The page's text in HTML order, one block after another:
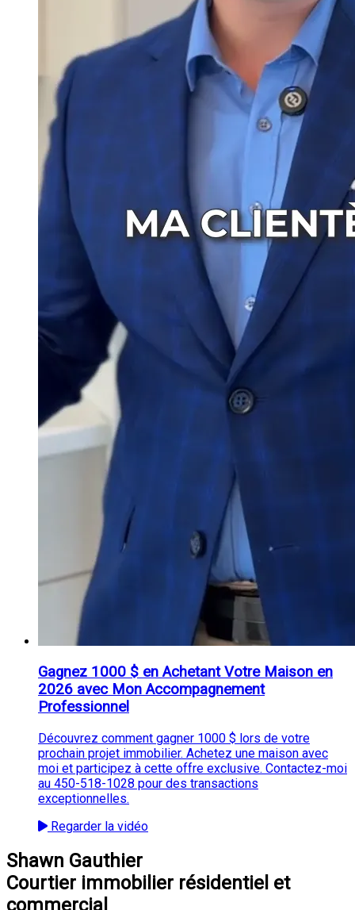
Gagnez 1000 $ en Achetant Votre Maison en
2026 avec Mon Accompagnement
Professionnel
Découvrez comment gagner 1000 $ lors de votre
prochain projet immobilier. Achetez une maison avec
moi et participez à cette offre exclusive. Contactez-moi
au 450-518-1028 pour des transactions
exceptionnelles.
Regarder la vidéo
Shawn Gauthier
Courtier immobilier résidentiel et
commercial